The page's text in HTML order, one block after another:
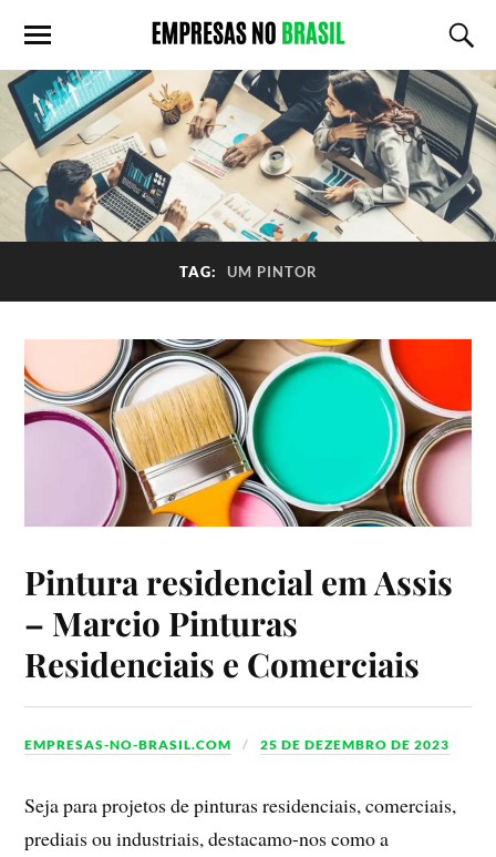
TAG: UM PINTOR
Pintura residencial em Assis
– Marcio Pinturas
Residenciais e Comerciais
EMPRESAS-NO-BRASIL.COM 25 DE DEZEMBRO DE 2023
Seja para projetos de pinturas residenciais, comerciais,
prediais ou industriais, destacamo-nos como a